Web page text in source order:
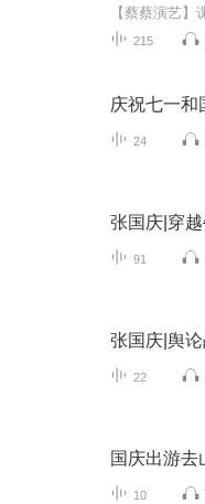
215
庆祝七一和
24
张国庆|穿
91
张国庆|舆
22
国庆出游去
10